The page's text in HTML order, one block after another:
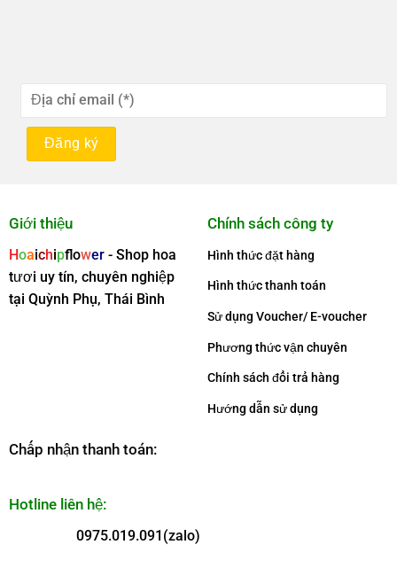
Giới thiệu
Hoaichipfower- Shop hoa
tươi uy tín, chuyên nghiệp
tại Quỳnh Phụ, Thái Bình
Chính sách công ty
Hình thức đặt hàng
Hình thức thanh toán
Sử dụng Voucher/ E-voucher
Phương thức vận chuyên
Chính sách đổi trả hàng
Hướng dẫn sử dụng
Chấp nhận thanh toán:
Hotline liên hệ:
0975.019.091(zalo)